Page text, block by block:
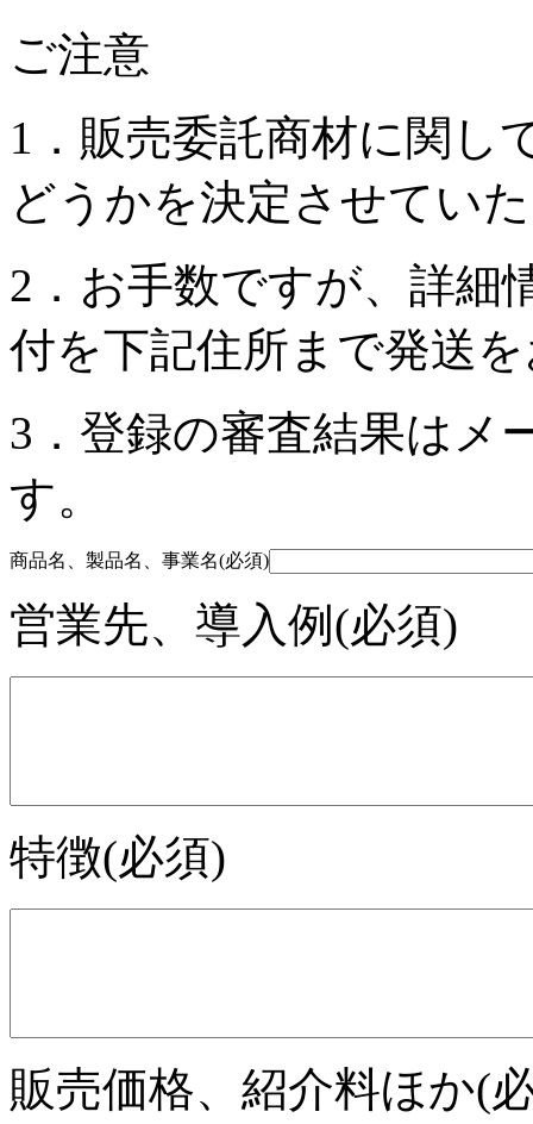
ご注意
1．販売委託商材に関し
どうかを決定させてい
2．お手数ですが、詳細
付を下記住所まで発送
3．登録の審査結果はメ
す。
商品名、製品名、事業名(必須)
営業先、導入例(必須)
特徴(必須)
販売価格、紹介料ほか(